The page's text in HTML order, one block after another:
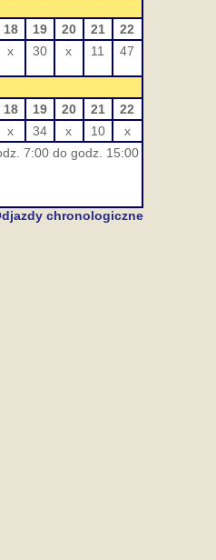
18 19 20 21
22
x 30 x 11 47
18 19 20 21
22
x 34 x 10
x
7:00 do godz. 15:00
chronologiczne